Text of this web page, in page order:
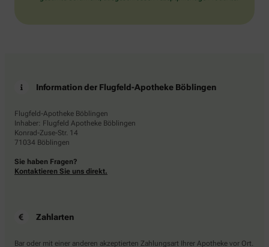
Information der Flugfeld-Apotheke Böblingen
Flugfeld-Apotheke Böblingen
Inhaber: Flugfeld Apotheke Böblingen
Konrad-Zuse-Str. 14
71034 Böblingen
Sie haben Fragen?
Kontaktieren Sie uns direkt.
Zahlarten
Bar oder mit einer anderen akzeptierten Zahlungsart Ihrer Apotheke vor Ort.